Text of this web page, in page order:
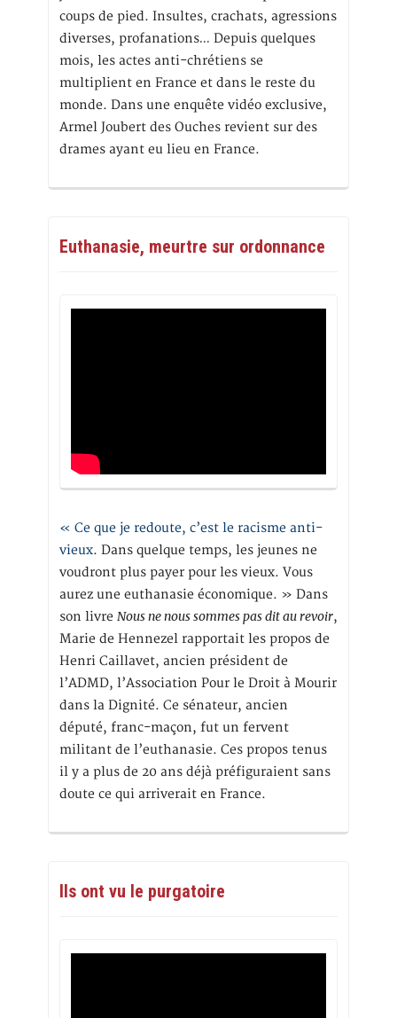
coups de pied. Insultes, crachats, agressions
diverses, profanations… Depuis quelques
mois, les actes anti-chrétiens se
multiplient en France et dans le reste du
monde. Dans une enquête vidéo exclusive,
Armel Joubert des Ouches revient sur des
drames ayant eu lieu en France.
Euthanasie, meurtre sur ordonnance
« Ce que je redoute, c’est le racisme anti-
vieux. Dans quelque temps, les jeunes ne
voudront plus payer pour les vieux. Vous
aurez une euthanasie économique. » Dans
son livre Nous ne nous sommes pas dit au revoir,
Marie de Hennezel rapportait les propos de
Henri Caillavet, ancien président de
l’ADMD, l’Association Pour le Droit à Mourir
dans la Dignité. Ce sénateur, ancien
député, franc-maçon, fut un fervent
militant de l’euthanasie. Ces propos tenus
il y a plus de 20 ans déjà préfiguraient sans
doute ce qui arriverait en France.
Ils ont vu le purgatoire